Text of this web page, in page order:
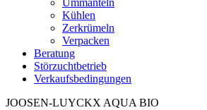
Ummanteln
Kühlen
Zerkrümeln
Verpacken
Beratung
Störzuchtbetrieb
Verkaufsbedingungen
JOOSEN-LUYCKX AQUA BIO